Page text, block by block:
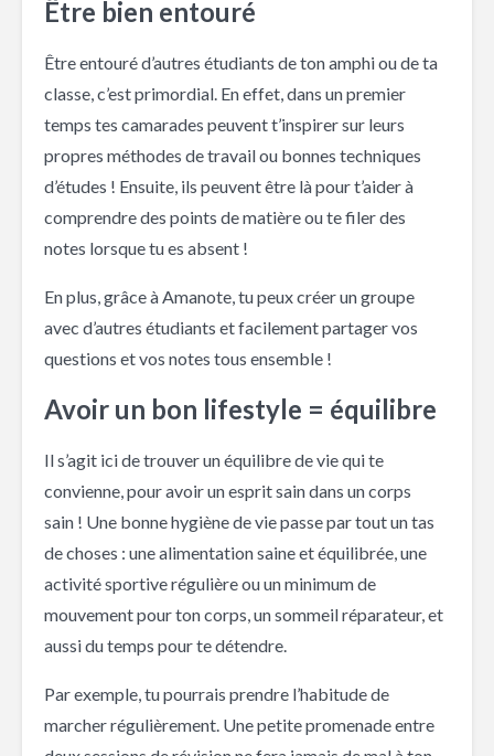
Être bien entouré
Être entouré d’autres étudiants de ton amphi ou de ta
classe, c’est primordial. En effet, dans un premier
temps tes camarades peuvent t’inspirer sur leurs
propres méthodes de travail ou bonnes techniques
d’études ! Ensuite, ils peuvent être là pour t’aider à
comprendre des points de matière ou te filer des
notes lorsque tu es absent !
En plus, grâce à Amanote, tu peux créer un groupe
avec d’autres étudiants et facilement partager vos
questions et vos notes tous ensemble !
Avoir un bon lifestyle = équilibre
Il s’agit ici de trouver un équilibre de vie qui te
convienne, pour avoir un esprit sain dans un corps
sain ! Une bonne hygiène de vie passe par tout un tas
de choses : une alimentation saine et équilibrée, une
activité sportive régulière ou un minimum de
mouvement pour ton corps, un sommeil réparateur, et
aussi du temps pour te détendre.
Par exemple, tu pourrais prendre l’habitude de
marcher régulièrement. Une petite promenade entre